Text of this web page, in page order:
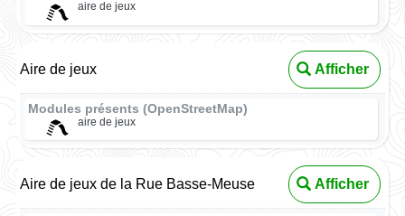
aire de jeux
Aire de jeux Afficher
Modules présents (OpenStreetMap)
aire de jeux
Aire de jeux de la Rue Basse-Meuse Afficher